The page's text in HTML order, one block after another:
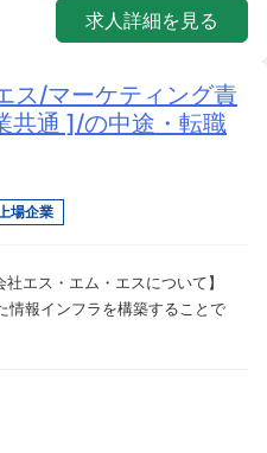
求人詳細を見る
ス/マーケティング責
共通 ]/の中途・転職
場企業
エス・エム・エスについて】
情報インフラを構築することで